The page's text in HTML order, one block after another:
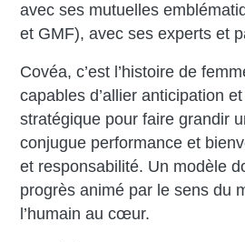
avec ses mutuelles
et GMF), avec ses experts et
Covéa, c’est l’histoire de
capables d’allier anticipation
stratégique pour faire grandir
conjugue performance et
et responsabilité. Un modèle
progrès animé par le sens du
l’humain au cœur.